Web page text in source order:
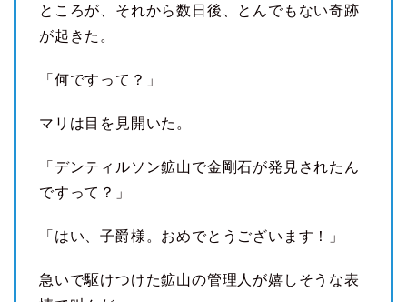
ところが、それから数日後、とんでもない奇跡
が起きた。
「何ですって？」
マリは目を見開いた。
「デンティルソン鉱山で金剛石が発見されたん
ですって？」
「はい、子爵様。おめでとうございます！」
急いで駆けつけた鉱山の管理人が嬉しそうな表